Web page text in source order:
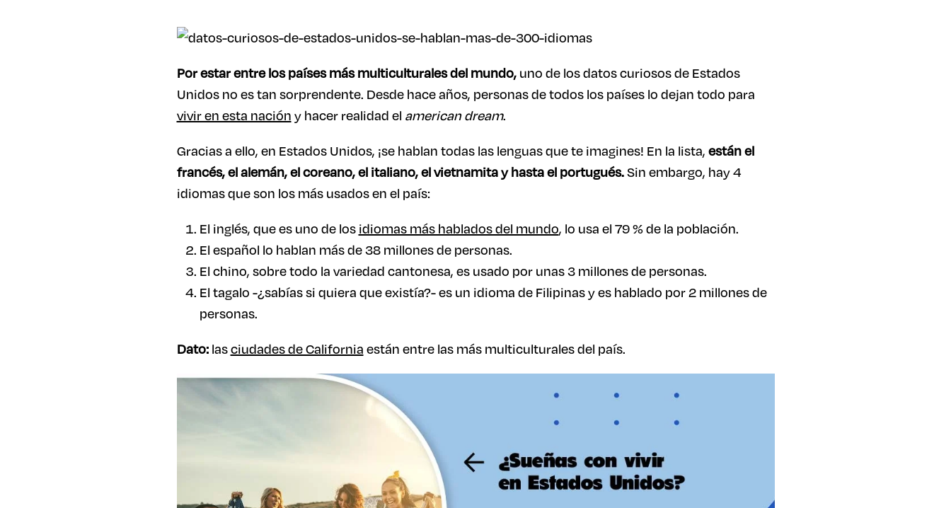
Por estar entre los países más multiculturales del mundo,uno de los datos curiosos de Estados
Unidos no es tan sorprendente. Desde hace años, personas de todos los países lo dejan todo para
vivir en esta nacióny hacer realidad el american dream.
Gracias a ello, en Estados Unidos, ¡se hablan todas las lenguas que te imagines! En la lista,están el
francés, el alemán, el coreano, el italiano, el vietnamita y hasta el portugués.Sin embargo, hay 4
idiomas que son los más usados en el país:
El inglés, que es uno de losidiomas más hablados del mundo, lo usa el 79 % de la población.
El español lo hablan más de 38 millones de personas.
El chino, sobre todo la variedad cantonesa, es usado por unas 3 millones de personas.
El tagalo -¿sabías si quiera que existía?- es un idioma de Filipinas y es hablado por 2 millones de
personas.
Dato:lasciudades de Californiaestán entre las más multiculturales del país.